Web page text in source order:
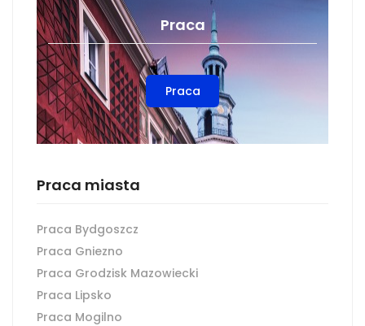
Praca
Praca
Praca miasta
Praca Bydgoszcz
Praca Gniezno
Praca Grodzisk Mazowiecki
Praca Lipsko
Praca Mogilno